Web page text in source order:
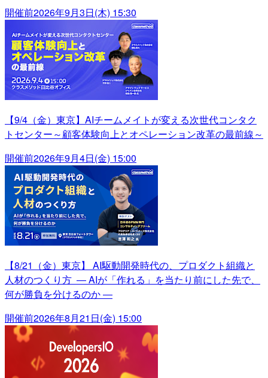
開催前2026年9月3日(木) 15:30
【9/4（金）東京】AIチームメイトが変える次世代コンタク
トセンター～顧客体験向上とオペレーション改革の最前線～
開催前2026年9月4日(金) 15:00
【8/21（金）東京】 AI駆動開発時代の、プロダクト組織と
人材のつくり方 ― AIが「作れる」を当たり前にした先で、
何が勝負を分けるのか ―
開催前2026年8月21日(金) 15:00